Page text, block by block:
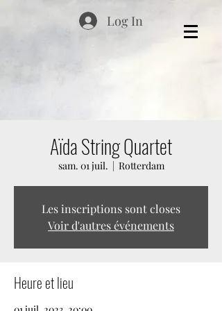
Log In
Aïda String Quartet
sam. 01 juil.
  |
Rotterdam
Les inscriptions sont closes
Voir d'autres événements
Heure et lieu